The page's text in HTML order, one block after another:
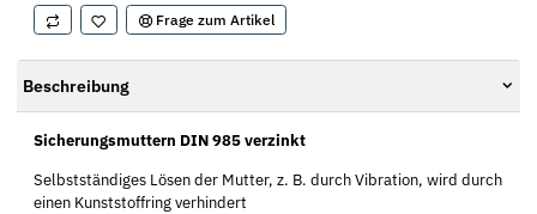
Frage zum Artikel
Beschreibung
Sicherungsmuttern DIN 985 verzinkt
Selbstständiges Lösen der Mutter, z. B. durch Vibration, wird durch
einen Kunststoffring verhindert